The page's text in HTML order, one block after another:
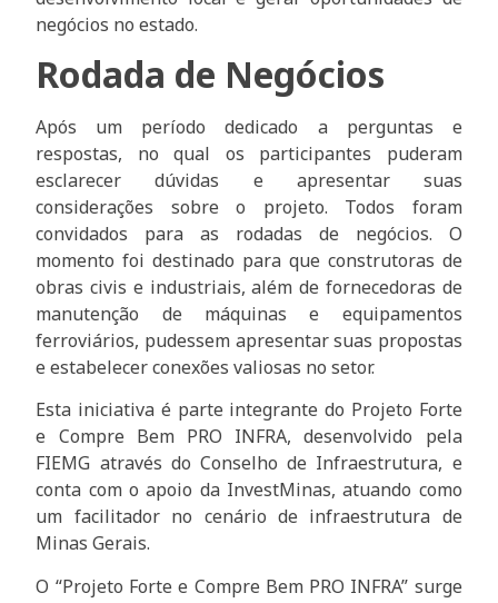
negócios no estado.
Rodada de Negócios
Após um período dedicado a perguntas e
respostas, no qual os participantes puderam
esclarecer dúvidas e apresentar suas
considerações sobre o projeto. Todos foram
convidados para as rodadas de negócios. O
momento foi destinado para que construtoras de
obras civis e industriais, além de fornecedoras de
manutenção de máquinas e equipamentos
ferroviários, pudessem apresentar suas propostas
e estabelecer conexões valiosas no setor.
Esta iniciativa é parte integrante do Projeto Forte
e Compre Bem PRO INFRA, desenvolvido pela
FIEMG através do Conselho de Infraestrutura, e
conta com o apoio da InvestMinas, atuando como
um facilitador no cenário de infraestrutura de
Minas Gerais.
O “Projeto Forte e Compre Bem PRO INFRA” surge